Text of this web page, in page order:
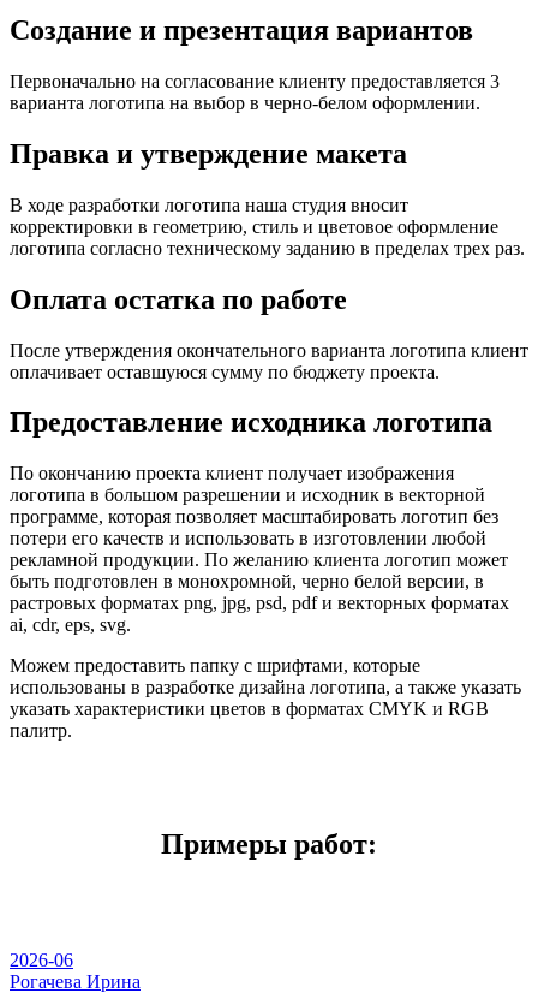
Создание и презентация вариантов
Первоначально на согласование клиенту предоставляется 3
варианта логотипа на выбор в черно-белом оформлении.
Правка и утверждение макета
В ходе разработки логотипа наша студия вносит
корректировки в геометрию, стиль и цветовое оформление
логотипа согласно техническому заданию в пределах трех раз.
Оплата остатка по работе
После утверждения окончательного варианта логотипа клиент
оплачивает оставшуюся сумму по бюджету проекта.
Предоставление исходника логотипа
По окончанию проекта клиент получает изображения
логотипа в большом разрешении и исходник в векторной
программе, которая позволяет масштабировать логотип без
потери его качеств и использовать в изготовлении любой
рекламной продукции. По желанию клиента логотип может
быть подготовлен в монохромной, черно белой версии, в
растровых форматах png, jpg, psd, pdf и векторных форматах
ai, cdr, eps, svg.
Можем предоставить папку с шрифтами, которые
использованы в разработке дизайна логотипа, а также указать
указать характеристики цветов в форматах CMYK и RGB
палитр.
Примеры работ:
2026-06
Рогачева Ирина